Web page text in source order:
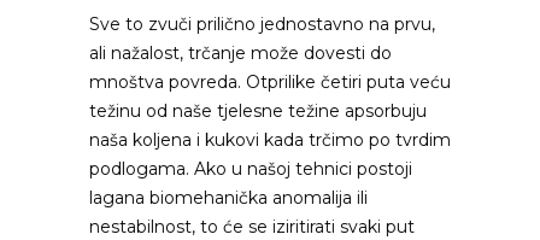
Sve to zvuči prilično jednostavno na prvu,
ali nažalost, trčanje može dovesti do
mnoštva povreda. Otprilike četiri puta veću
težinu od naše tjelesne težine apsorbuju
naša koljena i kukovi kada trčimo po tvrdim
podlogama. Ako u našoj tehnici postoji
lagana biomehanička anomalija ili
nestabilnost, to će se iziritirati svaki put